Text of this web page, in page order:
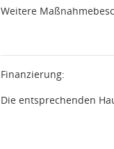
Weitere
Finanzierung:
Die entsprechenden